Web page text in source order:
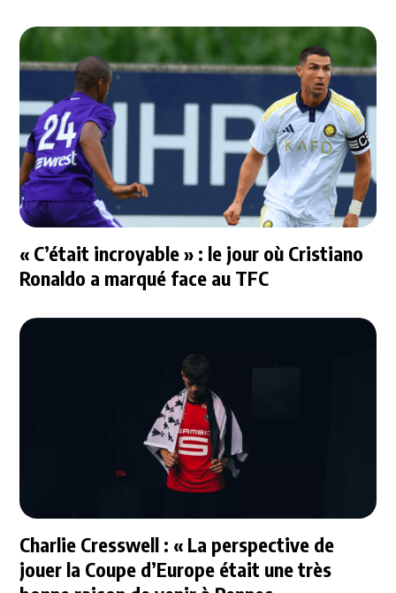
« C’était incroyable » : le jour où Cristiano
Ronaldo a marqué face au TFC
Charlie Cresswell : « La perspective de
jouer la Coupe d’Europe était une très